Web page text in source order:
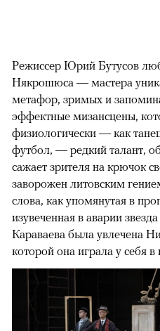
Режиссер Юрий Бутусов
Някрошюса — мастера
метафор, зримых и
эффектные мизансцены,
физиологически — как
футбол, — редкий талант,
сажает зрителя на крючок
заворожен литовским
слова, как упомянутая в
изувеченная в аварии
Караваева была увлечена
которой она играла у себя